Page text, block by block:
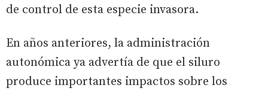
de control de esta especie invasora.
En años anteriores, la administración
autonómica ya advertía de que el siluro
produce importantes impactos sobre los